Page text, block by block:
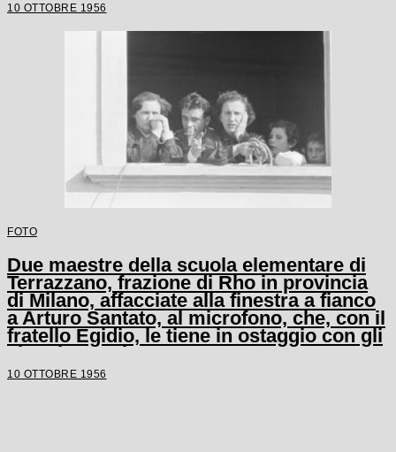
10 OTTOBRE 1956
FOTO
Due maestre della scuola elementare di
Terrazzano, frazione di Rho in provincia
di Milano, affacciate alla finestra a fianco
a Arturo Santato, al microfono, che, con il
fratello Egidio, le tiene in ostaggio con gli
alunni e un'altra maestra
10 OTTOBRE 1956